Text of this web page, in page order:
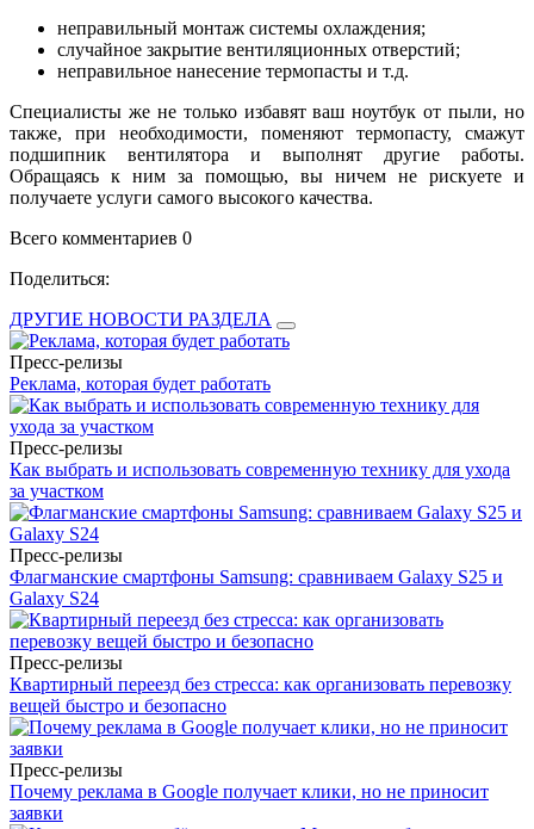
неправильный монтаж системы охлаждения;
случайное закрытие вентиляционных отверстий;
неправильное нанесение термопасты и т.д.
Специалисты же не только избавят ваш ноутбук от пыли, но
также, при необходимости, поменяют термопасту, смажут
подшипник вентилятора и выполнят другие работы.
Обращаясь к ним за помощью, вы ничем не рискуете и
получаете услуги самого высокого качества.
Всего комментариев 0
Поделиться:
ДРУГИЕ НОВОСТИ РАЗДЕЛА
Пресс-релизы
Реклама, которая будет работать
Пресс-релизы
Как выбрать и использовать современную технику для ухода
за участком
Пресс-релизы
Флагманские смартфоны Samsung: сравниваем Galaxy S25 и
Galaxy S24
Пресс-релизы
Квартирный переезд без стресса: как организовать перевозку
вещей быстро и безопасно
Пресс-релизы
Почему реклама в Google получает клики, но не приносит
заявки